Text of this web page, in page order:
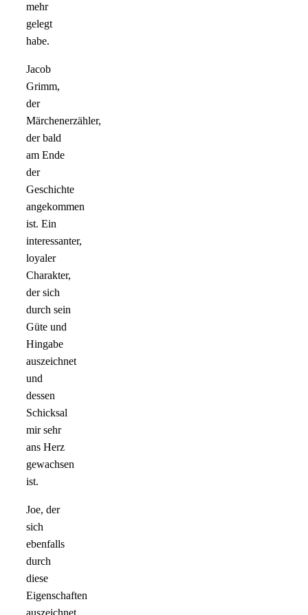
mehr
gelegt
habe.
Jacob
Grimm,
der
Märchenerzähler,
der bald
am Ende
der
Geschichte
angekommen
ist. Ein
interessanter,
loyaler
Charakter,
der sich
durch sein
Güte und
Hingabe
auszeichnet
und
dessen
Schicksal
mir sehr
ans Herz
gewachsen
ist.
Joe, der
sich
ebenfalls
durch
diese
Eigenschaften